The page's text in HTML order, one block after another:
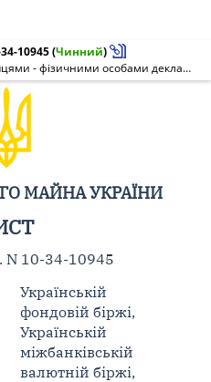
10945(Чинний)
Щодо порядку подання покупцями - фізичними особами декларацій про доходи в ході проведення продажу на фондових біржах пакетів акцій, що належать державі, ВАТ
МАЙНА УКРАЇНИ
N 10-34-10945
Українській
фондовій біржі,
Українській
міжбанківській
валютній біржі,